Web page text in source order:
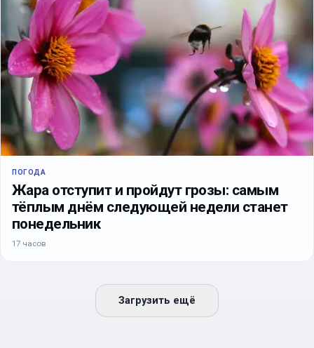
ПОГОДА
Жара отступит и пройдут грозы: самым
тёплым днём следующей недели станет
понедельник
17 часов
Загрузить ещё